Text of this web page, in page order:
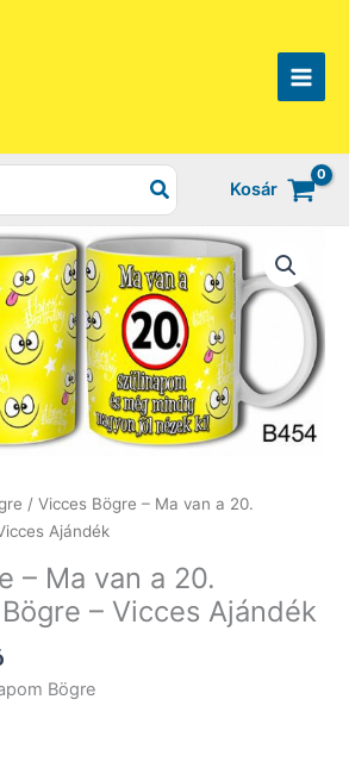
Kosár
/ Vicces Bögre – Ma van a 20.
Ajándék
– Ma van a 20.
– Vicces Ajándék
Bögre